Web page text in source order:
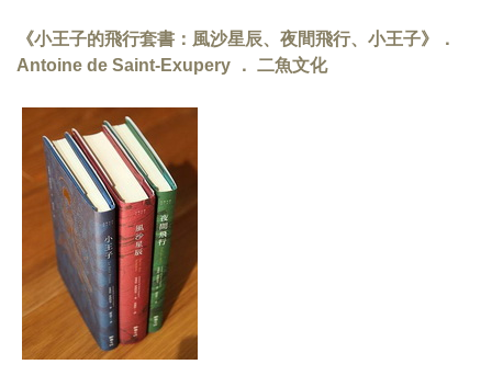
《小王子的飛行套書：風沙星辰、夜間飛行、小王子》．
Antoine de Saint-Exupery ． 二魚文化